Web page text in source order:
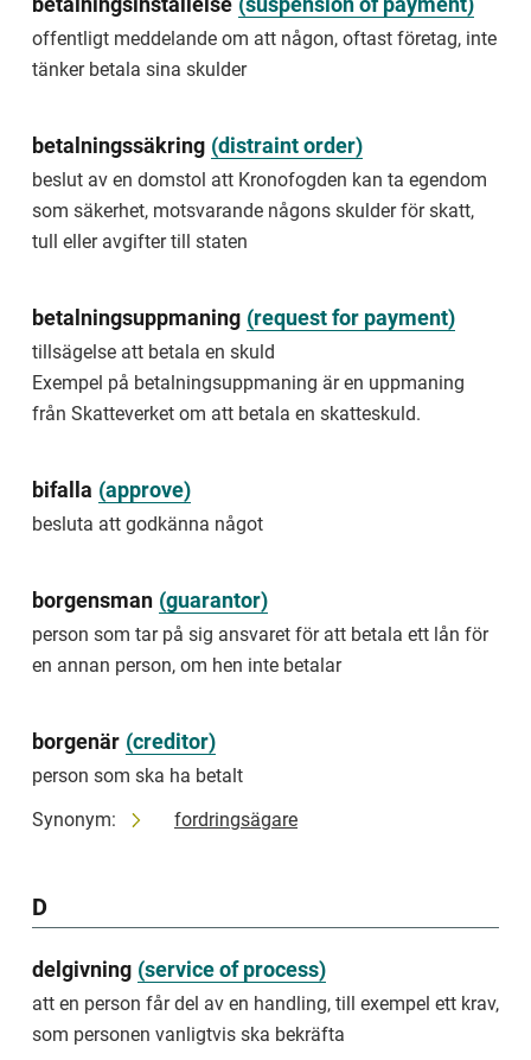
person
yttra
lämna
handling
betala
skuld.
decision
someone
something
respites
include
giving
natural
additional
time
give
opinion,
submit
offentligt meddelande om att någon, oftast företag, inte
tänker betala sina skulder
betalningssäkring (distraint order)
beslut av en domstol att Kronofogden kan ta egendom
som säkerhet, motsvarande någons skulder för skatt,
tull eller avgifter till staten
betalningsuppmaning (request for payment)
tillsägelse att betala en skuld
Exempel på betalningsuppmaning är en uppmaning
från Skatteverket om att betala en skatteskuld.
bifalla (approve)
besluta att godkänna något
borgensman (guarantor)
person som tar på sig ansvaret för att betala ett lån för
en annan person, om hen inte betalar
borgenär (creditor)
person som ska ha betalt
Synonym:
fordringsägare
D
delgivning (service of process)
att en person får del av en handling, till exempel ett krav,
som personen vanligtvis ska bekräfta